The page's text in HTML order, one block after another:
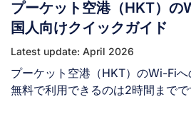
所 バリ島では、ングラ・ライ国際
ー店舗、コンビニエンスストア、
国際空港でSIMカードを入手する
に、空港到着ロビーに通信事業者
されています。通常、手荷物受取
プーケット空港（HKT）の
国人向けクイックガイド
Latest update: April 2026
プーケット空港（HKT）のWi-Fiへ
無料で利用できるのは2時間まで